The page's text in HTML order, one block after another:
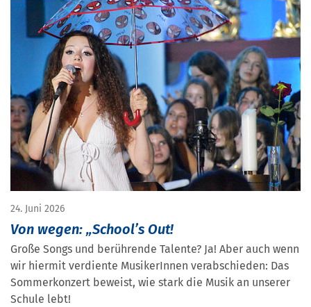
24. Juni 2026
Von wegen: „School’s Out!
Große Songs und berührende Talente? Ja! Aber auch wenn
wir hiermit verdiente MusikerInnen verabschieden: Das
Sommerkonzert beweist, wie stark die Musik an unserer
Schule lebt!